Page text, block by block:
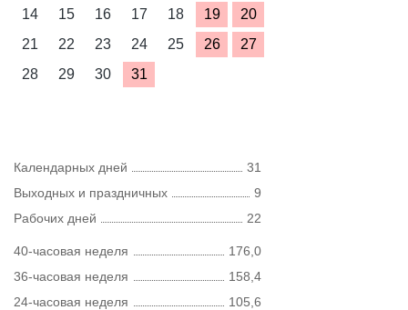
14
15 16 17 18 19
20
21
22 23 24 25 26
27
28
29 30 31
Календарных дней
31
Выходных и праздничных
9
Рабочих дней
22
40-часовая неделя
176,0
36-часовая неделя
158,4
24-часовая неделя
105,6